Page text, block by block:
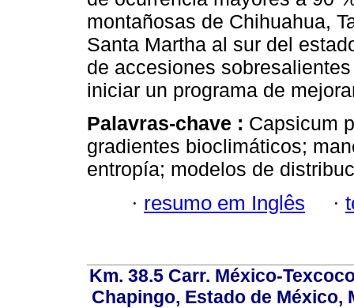
montañosas de Chihuahua,
Santa Martha al sur del
de accesiones
iniciar un programa de
Palavras-chave : Capsicum
gradientes bioclimáticos;
entropía; modelos de
· resumo em Inglês ·
Km. 38.5 Carr. México-
Chapingo, Estado de México,